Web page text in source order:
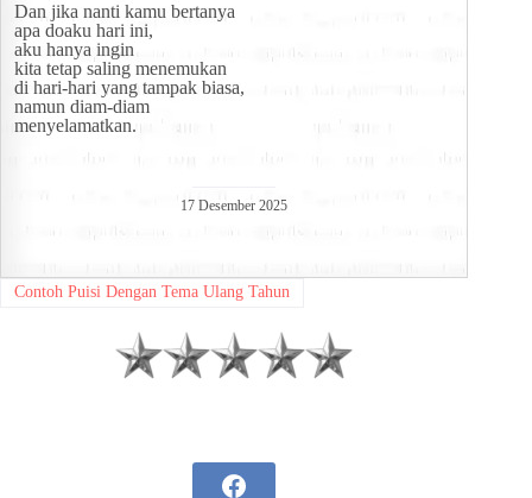
Dan jika nanti kamu bertanya
apa doaku hari ini,
aku hanya ingin
kita tetap saling menemukan
di hari-hari yang tampak biasa,
namun diam-diam
menyelamatkan.
17 Desember 2025
Contoh Puisi Dengan Tema Ulang Tahun